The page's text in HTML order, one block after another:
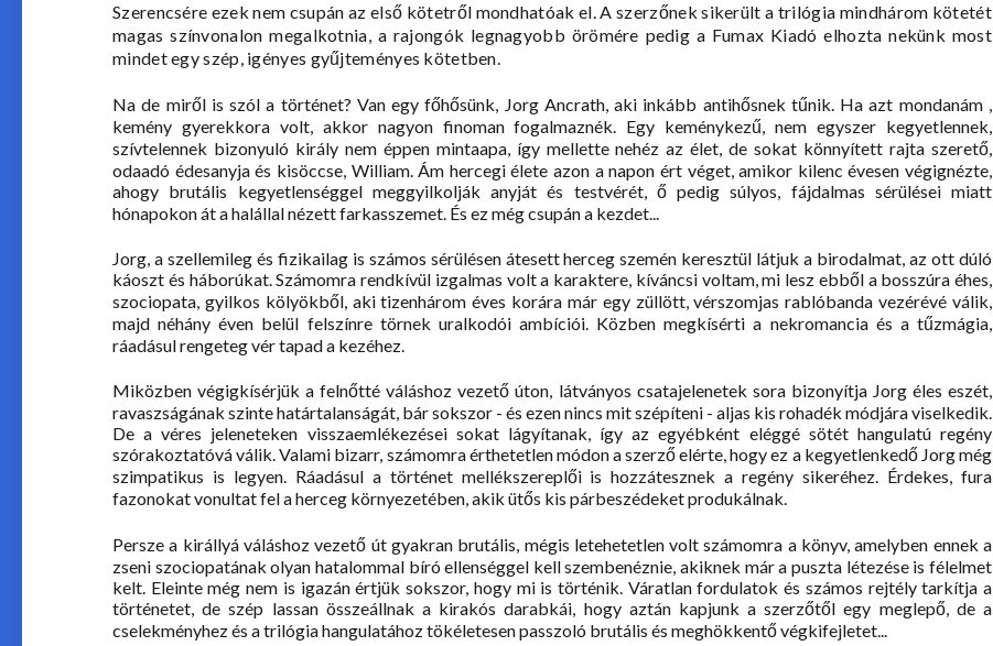
Szerencsére ezek nem csupán az első kötetről mondhatóak el. A szerzőnek sikerült a trilógia mindhárom kötetét
magas színvonalon megalkotnia, a rajongók legnagyobb örömére pedig a Fumax Kiadó elhozta nekünk most
mindet egy szép, igényes gyűjteményes kötetben.
Na de miről is szól a történet? Van egy főhősünk, Jorg Ancrath, aki inkább antihősnek tűnik. Ha azt mondanám ,
kemény gyerekkora volt, akkor nagyon finoman fogalmaznék. Egy keménykezű, nem egyszer kegyetlennek,
szívtelennek bizonyuló király nem éppen mintaapa, így mellette nehéz az élet, de sokat könnyített rajta szerető,
odaadó édesanyja és kisöccse, William. Ám hercegi élete azon a napon ért véget, amikor kilenc évesen végignézte,
ahogy brutális kegyetlenséggel meggyilkolják anyját és testvérét, ő pedig súlyos, fájdalmas sérülései miatt
hónapokon át a halállal nézett farkasszemet. És ez még csupán a kezdet...
Jorg, a szellemileg és fizikailag is számos sérülésen átesett herceg szemén keresztül látjuk a birodalmat, az ott dúló
káoszt és háborúkat. Számomra rendkívül izgalmas volt a karaktere, kíváncsi voltam, mi lesz ebből a bosszúra éhes,
szociopata, gyilkos kölyökből, aki tizenhárom éves korára már egy züllött, vérszomjas rablóbanda vezérévé válik,
majd néhány éven belül felszínre törnek uralkodói ambíciói. Közben megkísérti a nekromancia és a tűzmágia,
ráadásul rengeteg vér tapad a kezéhez.
Miközben végigkísérjük a felnőtté váláshoz vezető úton, látványos csatajelenetek sora bizonyítja Jorg éles eszét,
ravaszságának szinte határtalanságát, bár sokszor - és ezen nincs mit szépíteni - aljas kis rohadék módjára viselkedik.
De a véres jeleneteken visszaemlékezései sokat lágyítanak, így az egyébként eléggé sötét hangulatú regény
szórakoztatóvá válik. Valami bizarr, számomra érthetetlen módon a szerző elérte, hogy ez a kegyetlenkedő Jorg még
szimpatikus is legyen. Ráadásul a történet mellékszereplői is hozzátesznek a regény sikeréhez. Érdekes, fura
fazonokat vonultat fel a herceg környezetében, akik ütős kis párbeszédeket produkálnak.
Persze a királlyá váláshoz vezető út gyakran brutális, mégis letehetetlen volt számomra a könyv, amelyben ennek a
zseni szociopatának olyan hatalommal bíró ellenséggel kell szembenéznie, akiknek már a puszta létezése is félelmet
kelt. Eleinte még nem is igazán értjük sokszor, hogy mi is történik. Váratlan fordulatok és számos rejtély tarkítja a
történetet, de szép lassan összeállnak a kirakós darabkái, hogy aztán kapjunk a szerzőtől egy meglepő, de a
cselekményhez és a trilógia hangulatához tökéletesen passzoló brutális és meghökkentő végkifejletet...